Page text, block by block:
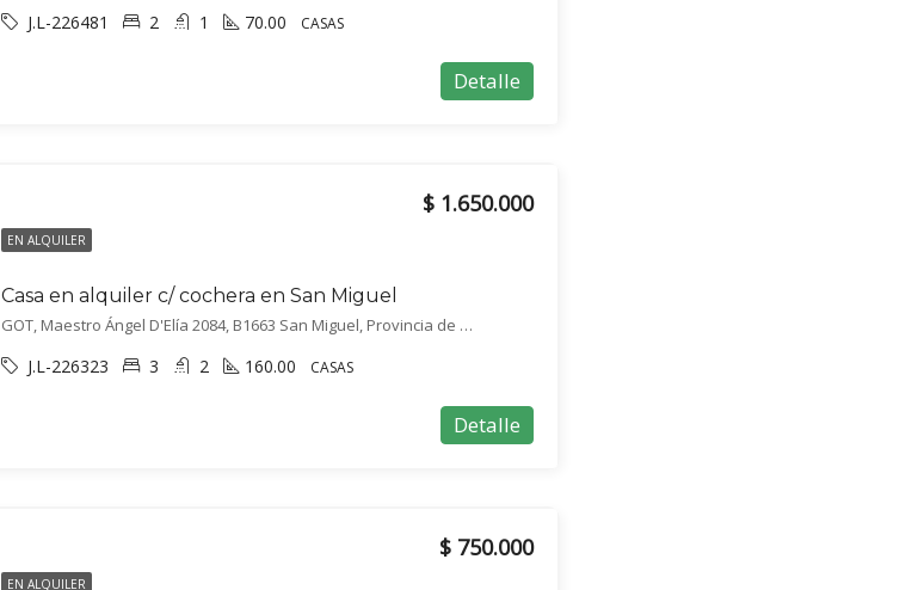
J.L-226481 2 1 70.00 CASAS
Detalle
EN ALQUILER
Casa en alquiler c/ cochera en San Miguel
$ 1.650.000
GOT, Maestro Ángel D'Elía 2084, B1663 San Miguel, Provincia de Buenos Aires, San Miguel, San Miguel
J.L-226323 3 2 160.00 CASAS
Detalle
EN ALQUILER
$ 750.000